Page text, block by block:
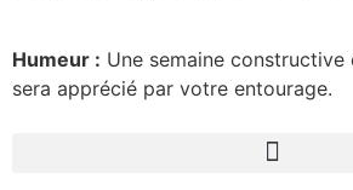
Humeur : Une semaine
sera apprécié par votre entourage.